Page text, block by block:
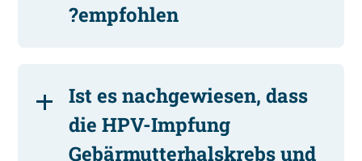
empfohlen?
Ist es nachgewiesen, dass
die HPV-Impfung
Gebärmutterhalskrebs und